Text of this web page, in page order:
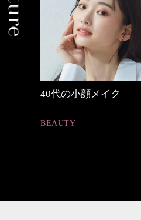
の小顔メイク 働